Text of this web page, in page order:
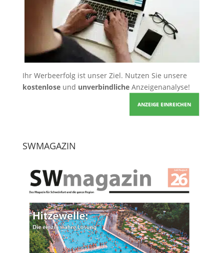
Ihr Werbeerfolg ist unser Ziel. Nutzen Sie unsere
kostenloseund unverbindlicheAnzeigenanalyse!
ANZEIGE EINREICHEN
SWMAGAZIN